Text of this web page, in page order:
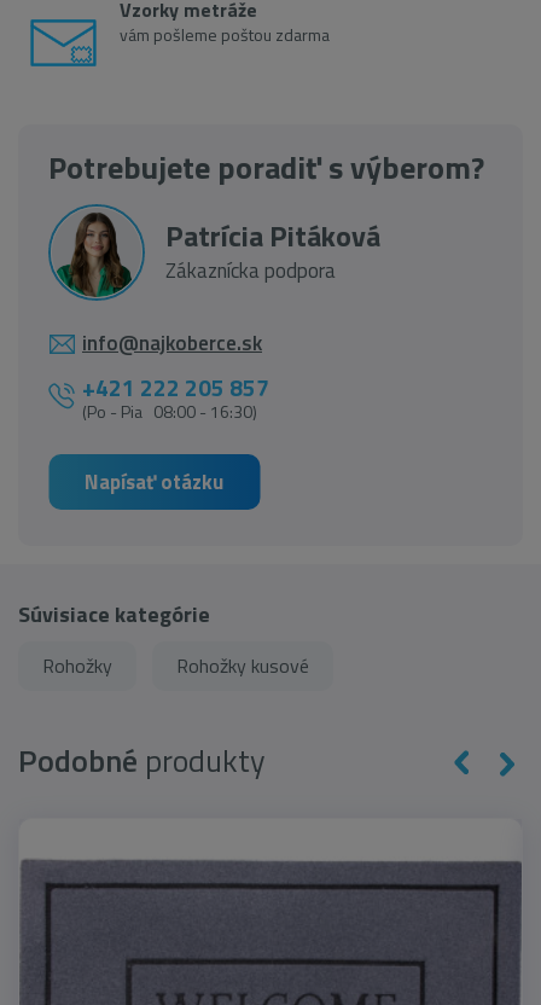
Vzorky metráže
vám pošleme poštou zdarma
Potrebujete poradiť s výberom?
Patrícia Pitáková
Zákaznícka podpora
info@najkoberce.sk
+421 222 205 857
(Po - Pia 08:00 - 16:30)
Napísať otázku
Súvisiace kategórie
Rohožky Rohožky kusové
Podobné produkty